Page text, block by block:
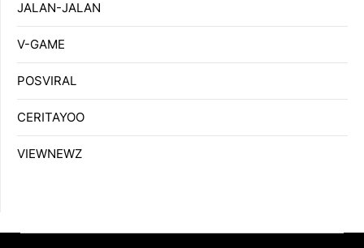
JALAN-JALAN
V-GAME
POSVIRAL
CERITAYOO
VIEWNEWZ